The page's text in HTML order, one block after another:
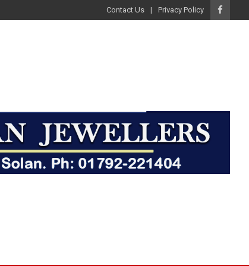
Contact Us Privacy Policy